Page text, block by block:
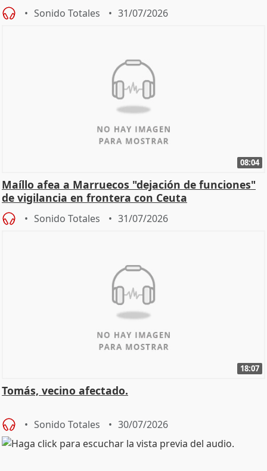
Sonido Totales 31/07/2026
08:04
Maíllo afea a Marruecos "dejación de funciones"
de vigilancia en frontera con Ceuta
Sonido Totales 31/07/2026
18:07
Tomás, vecino afectado.
Sonido Totales 30/07/2026